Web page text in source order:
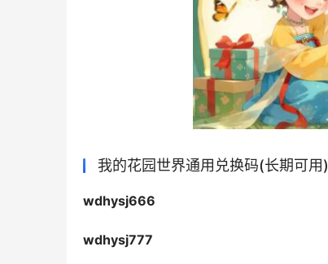
我的花园世界通用兑换码(长期可用)
wdhysj666
wdhysj777